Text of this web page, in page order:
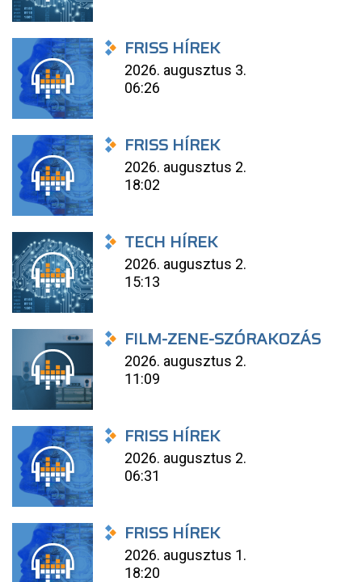
FRISS HÍREK
2026. augusztus 3.
06:26
FRISS HÍREK
2026. augusztus 2.
18:02
TECH HÍREK
2026. augusztus 2.
15:13
FILM-ZENE-SZÓRAKOZÁS
2026. augusztus 2.
11:09
FRISS HÍREK
2026. augusztus 2.
06:31
FRISS HÍREK
2026. augusztus 1.
18:20